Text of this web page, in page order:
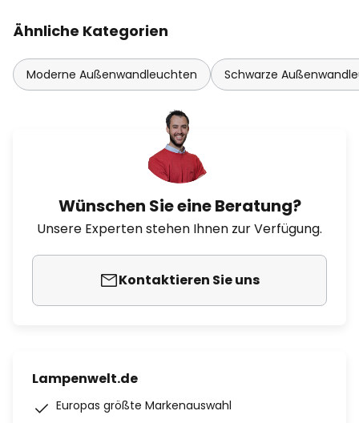
Ähnliche Kategorien
Moderne Außenwandleuchten Schwarze
Wünschen Sie eine Beratung?
Unsere Experten stehen Ihnen zur Verfügung.
Kontaktieren Sie uns
Lampenwelt.de
Europas größte Markenauswahl